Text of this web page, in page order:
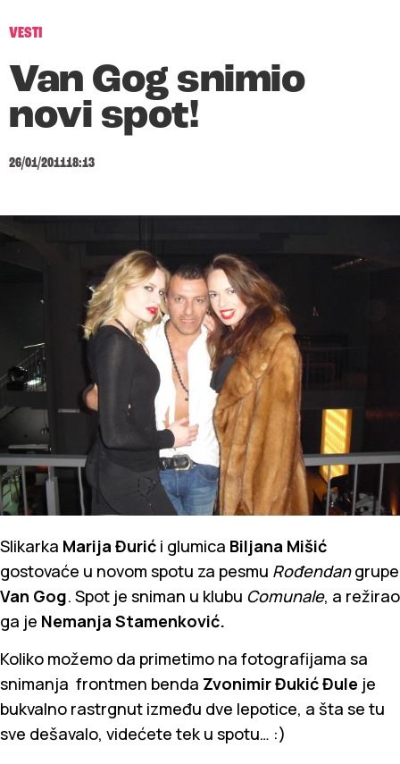
VESTI
Van Gog snimio
novi spot!
26/01/201118:13
Slikarka Marija Đurić i glumica Biljana Mišić
gostovaće u novom spotu za pesmu Rođendangrupe
Van Gog. Spot je sniman u klubu Comunale, a režirao
ga je Nemanja Stamenković.
Koliko možemo da primetimo na fotografijama sa
snimanja frontmen benda Zvonimir Đukić Đule je
bukvalno rastrgnut između dve lepotice, a šta se tu
sve dešavalo, videćete tek u spotu… :)